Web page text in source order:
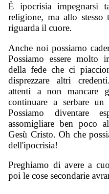
È ipocrisia impegnarsi
religione, ma allo stesso
riguarda il cuore.
Anche noi possiamo
Possiamo essere molto
della fede che ci
disprezzare altri
attenti a non mancare
continuare a serbare
Possiamo diventare
assomigliare ben poco
Gesù Cristo. Oh che
dell'ipocrisia!
Preghiamo di avere a
poi le cose secondarie